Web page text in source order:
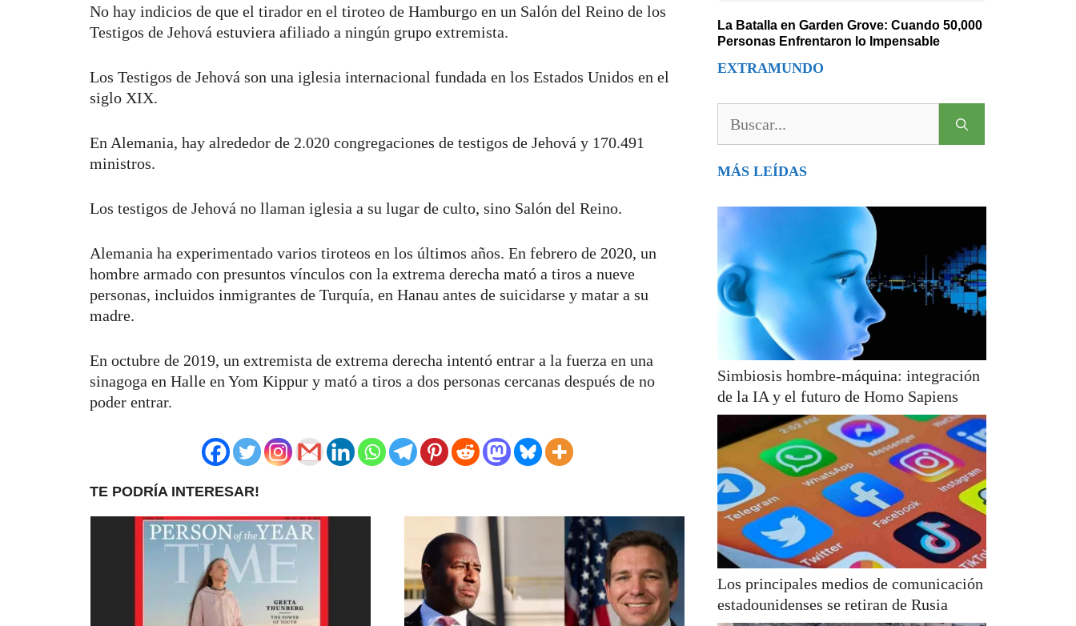
No hay indicios de que el tirador en el tiroteo de Hamburgo en un Salón del Reino de los
Testigos de Jehová estuviera afiliado a ningún grupo extremista.
Los Testigos de Jehová son una iglesia internacional fundada en los Estados Unidos en el
siglo XIX.
En Alemania, hay alrededor de 2.020 congregaciones de testigos de Jehová y 170.491
ministros.
Los testigos de Jehová no llaman iglesia a su lugar de culto, sino Salón del Reino.
Alemania ha experimentado varios tiroteos en los últimos años. En febrero de 2020, un
hombre armado con presuntos vínculos con la extrema derecha mató a tiros a nueve
personas, incluidos inmigrantes de Turquía, en Hanau antes de suicidarse y matar a su
madre.
En octubre de 2019, un extremista de extrema derecha intentó entrar a la fuerza en una
sinagoga en Halle en Yom Kippur y mató a tiros a dos personas cercanas después de no
poder entrar.
TE PODRÍA INTERESAR!
La Batalla en Garden Grove: Cuando 50,000
Personas Enfrentaron lo Impensable
EXTRAMUNDO
MÁS LEÍDAS
Simbiosis hombre-máquina: integración
de la IA y el futuro de Homo Sapiens
Los principales medios de comunicación
estadounidenses se retiran de Rusia